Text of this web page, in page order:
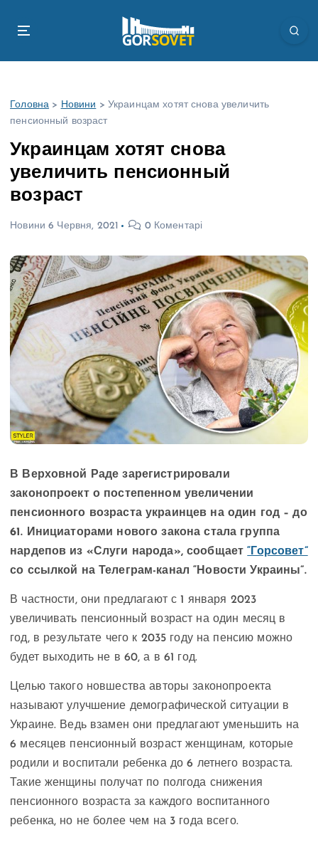
Головна > Новини > Украинцам хотят снова увеличить
пенсионный возраст
Украинцам хотят снова
увеличить пенсионный
возраст
Новини 6 Червня, 2021 0 Коментарі
В Верховной Раде зарегистрировали
законопроект о постепенном увеличении
пенсионного возраста украинцев на один год – до
61. Инициаторами нового закона стала группа
нардепов из «Слуги народа», сообщает“Горсовет”
со ссылкой на Телеграм-канал “Новости Украины”.
В частности, они предлагают с 1 января 2023
увеличивать пенсионный возраст на один месяц в
год, в результате чего к 2035 году на пенсию можно
будет выходить не в 60, а в 61 год.
Целью такого новшества авторы законопроекта
называют улучшение демографической ситуации в
Украине. Ведь взамен они предлагают уменьшить на
6 месяцев пенсионный возраст женщинам, которые
родили и воспитали ребенка до 6 летнего возраста.
Такие женщины получат по полгода снижения
пенсионного возраста за каждого воспитанного
ребенка, но не более чем на 3 года всего.